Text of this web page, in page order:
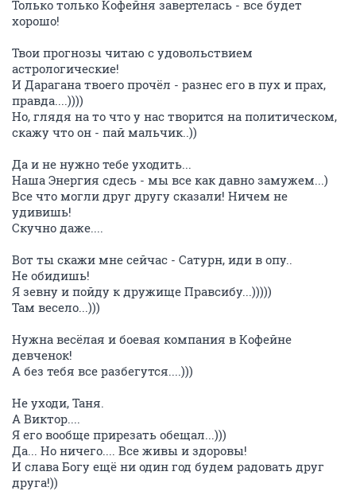
Только только Кофейня завертелась - все будет
хорошо!
Твои прогнозы читаю с удовольствием
астрологические!
И Дарагана твоего прочёл - разнес его в пух и прах,
правда....))))
Но, глядя на то что у нас творится на политическом,
скажу что он - пай мальчик..))
Да и не нужно тебе уходить...
Наша Энергия сдесь - мы все как давно замужем...)
Все что могли друг другу сказали! Ничем не
удивишь!
Скучно даже....
Вот ты скажи мне сейчас - Сатурн, иди в опу..
Не обидишь!
Я зевну и пойду к дружище Правсибу...)))))
Там весело...)))
Нужна весёлая и боевая компания в Кофейне
девченок!
А без тебя все разбегутся....)))
Не уходи, Таня.
А Виктор....
Я его вообще прирезать обещал...)))
Да... Но ничего.... Все живы и здоровы!
И слава Богу ещё ни один год будем радовать друг
друга!))